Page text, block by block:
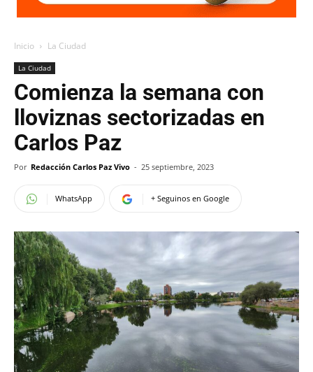
Inicio La Ciudad
La Ciudad
Comienza la semana con
lloviznas sectorizadas en
Carlos Paz
Por Redacción Carlos Paz Vivo - 25 septiembre, 2023
WhatsApp + Seguinos en Google